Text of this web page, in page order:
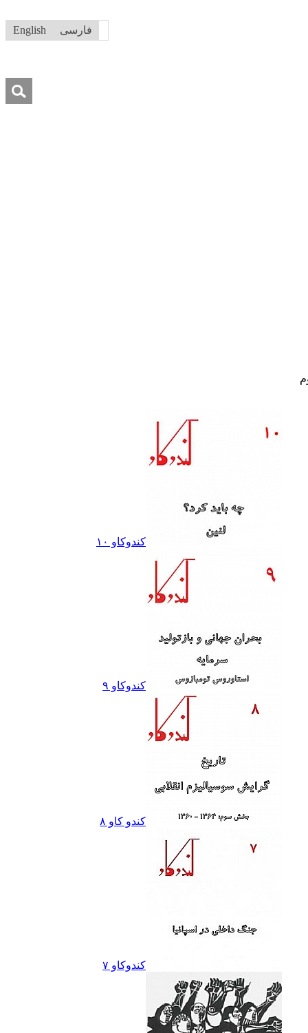
فارسی English
کندوکاو ١٠
کندوکاو ٩
کندو کاو ٨
کندوکاو ۷